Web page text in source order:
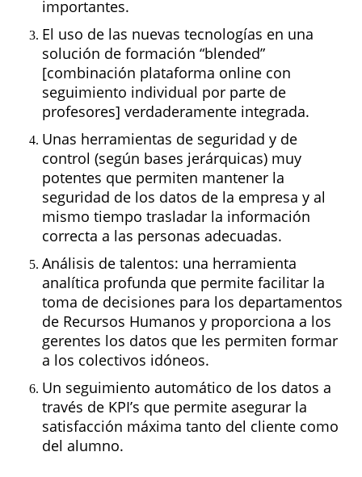
importantes.
El uso de las nuevas tecnologías en una
solución de formación “blended”
[combinación plataforma online con
seguimiento individual por parte de
profesores] verdaderamente integrada.
Unas herramientas de seguridad y de
control (según bases jerárquicas) muy
potentes que permiten mantener la
seguridad de los datos de la empresa y al
mismo tiempo trasladar la información
correcta a las personas adecuadas.
Análisis de talentos: una herramienta
analítica profunda que permite facilitar la
toma de decisiones para los departamentos
de Recursos Humanos y proporciona a los
gerentes los datos que les permiten formar
a los colectivos idóneos.
Un seguimiento automático de los datos a
través de KPI’s que permite asegurar la
satisfacción máxima tanto del cliente como
del alumno.